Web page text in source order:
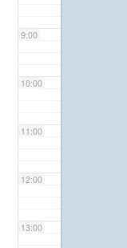
9:00
10:00
11:00
12:00
13:00